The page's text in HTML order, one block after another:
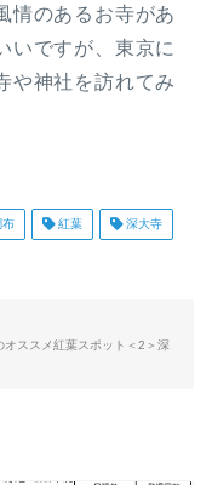
情のあるお寺があ
いですが、東京に
や神社を訪れてみ
紅葉 深大寺
オススメ紅葉スポット＜2＞深